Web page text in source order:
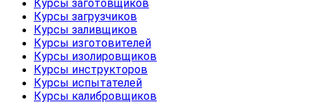
Курсы заготовщиков
Курсы загрузчиков
Курсы заливщиков
Курсы изготовителей
Курсы изолировщиков
Курсы инструкторов
Курсы испытателей
Курсы калибровщиков